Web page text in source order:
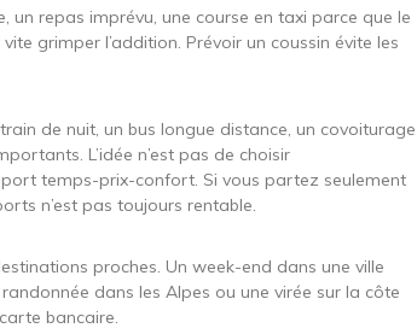
repas imprévu, une course en taxi parce que le
grimper l’addition. Prévoir un coussin évite les
de nuit, un bus longue distance, un covoiturage
L’idée n’est pas de choisir
temps-prix-confort. Si vous partez seulement
n’est pas toujours rentable.
proches. Un week-end dans une ville
dans les Alpes ou une virée sur la côte
bancaire.